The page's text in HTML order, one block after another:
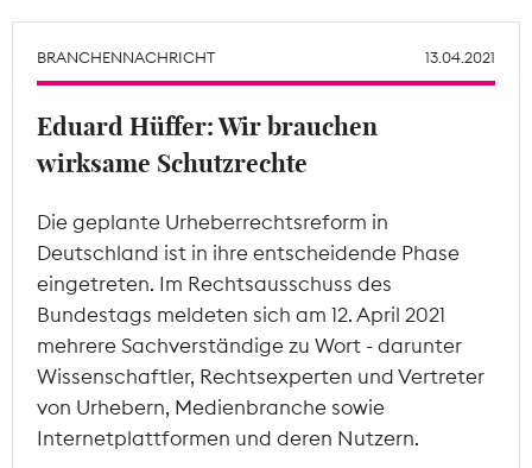
BRANCHENNACHRICHT 13.04.2021
Eduard Hüffer: Wir brauchen
wirksame Schutzrechte
Die geplante Urheberrechtsreform in
Deutschland ist in ihre entscheidende Phase
eingetreten. Im Rechtsausschuss des
Bundestags meldeten sich am 12. April 2021
mehrere Sachverständige zu Wort - darunter
Wissenschaftler, Rechtsexperten und Vertreter
von Urhebern, Medienbranche sowie
Internetplattformen und deren Nutzern.